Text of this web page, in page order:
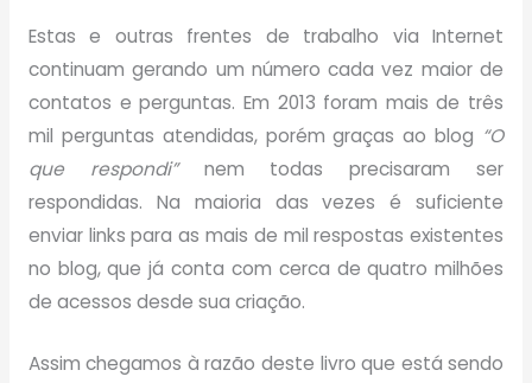
Estas e outras frentes de trabalho via Internet
continuam gerando um número cada vez maior de
contatos e perguntas. Em 2013 foram mais de três
mil perguntas atendidas, porém graças ao blog “O
que respondi”nem todas precisaram ser
respondidas. Na maioria das vezes é suficiente
enviar links para as mais de mil respostas existentes
no blog, que já conta com cerca de quatro milhões
de acessos desde sua criação.
Assim chegamos à razão deste livro que está sendo